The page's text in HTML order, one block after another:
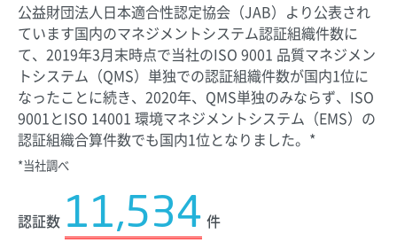
公益財団法人日本適合性認定協会（JAB）より公表され
ています国内のマネジメントシステム認証組織件数に
て、2019年3月末時点で当社のISO 9001 品質マネジメン
トシステム（QMS）単独での認証組織件数が国内1位に
なったことに続き、2020年、QMS単独のみならず、ISO
9001とISO 14001 環境マネジメントシステム（EMS）の
認証組織合算件数でも国内1位となりました。*
*当社調べ
認証数 11,534 件